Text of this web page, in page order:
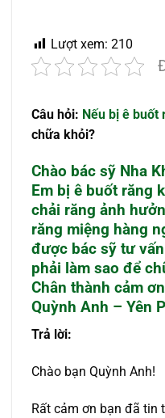
Lượt xem: 210
Câu hỏi: Nếu bị ê buốt
chữa khỏi?
Chào bác sỹ Nha
Em bị ê buốt răng
chải răng ảnh
răng miệng hàng
được bác sỹ tư
phải làm sao để
Chân thành cảm
Quỳnh Anh – Yên
Trả lời:
Chào bạn Quỳnh Anh!
Rất cảm ơn bạn đã tin